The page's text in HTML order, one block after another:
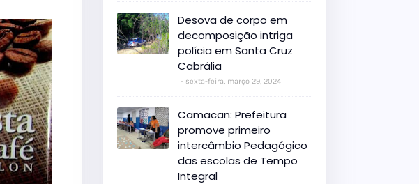
Desova de corpo em
decomposição intriga
polícia em Santa Cruz
Cabrália
sexta-feira, março 29, 2024
Camacan: Prefeitura
promove primeiro
intercâmbio Pedagógico
das escolas de Tempo
Integral